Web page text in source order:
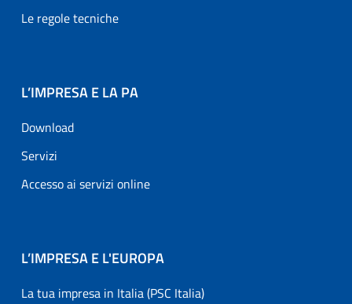
Le regole tecniche
L’IMPRESA E LA PA
Download
Servizi
Accesso ai servizi online
L’IMPRESA E L'EUROPA
La tua impresa in Italia (PSC Italia)